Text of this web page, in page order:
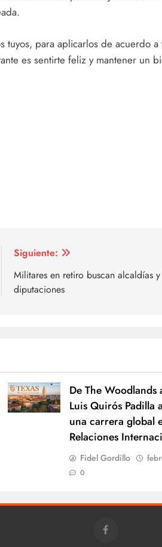
tuyos, para aplicarlos de acuerdo a
es sentirte feliz y mantener un
Siguiente:
Militares en retiro buscan alcaldías y
diputaciones
De The Woodlands
Luis Quirós Padilla
una carrera global
Relaciones
Fidel Gordillo
0